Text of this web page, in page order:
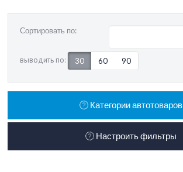
Сортировать по:
выводить по: 30 60 90
Категории автотоваров
Настроить фильтры